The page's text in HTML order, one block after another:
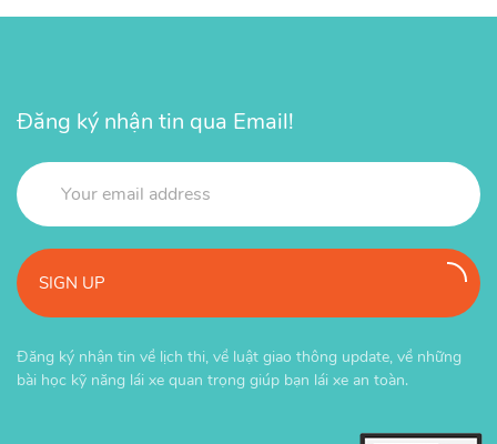
Đăng ký nhận tin qua Email!
SIGN UP
Đăng ký nhận tin về lịch thi, về luật giao thông update, về những
bài học kỹ năng lái xe quan trọng giúp bạn lái xe an toàn.